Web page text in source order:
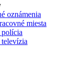
oznámenia
miesta
polícia